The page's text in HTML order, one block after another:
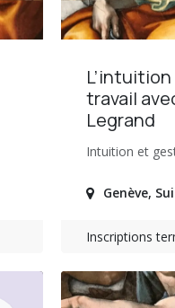
L’intuition
travail
Legrand
Intuition et
Genève,
Inscriptions